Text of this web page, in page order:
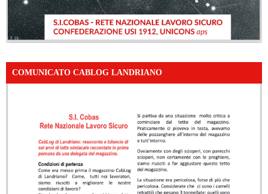
COMUNICATO CABLOG LANDRIANO